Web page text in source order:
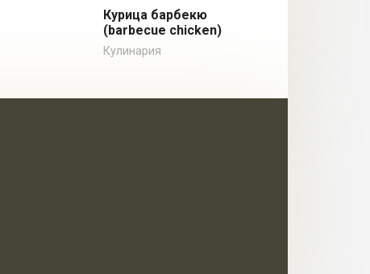
Курица барбекю
(barbecue chicken)
Кулинария